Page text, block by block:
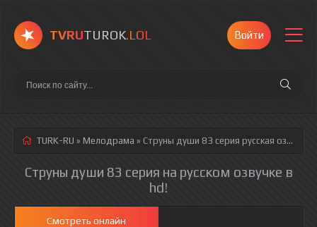
TVRUTUROK.LOL Войти
TURK-RU » Мелодрама » Струны души 83 серия русская озвучка полностью смотреть онлайн!
Струны души 83 серия на русском озвучке в
hd!
Смотреть онлайн